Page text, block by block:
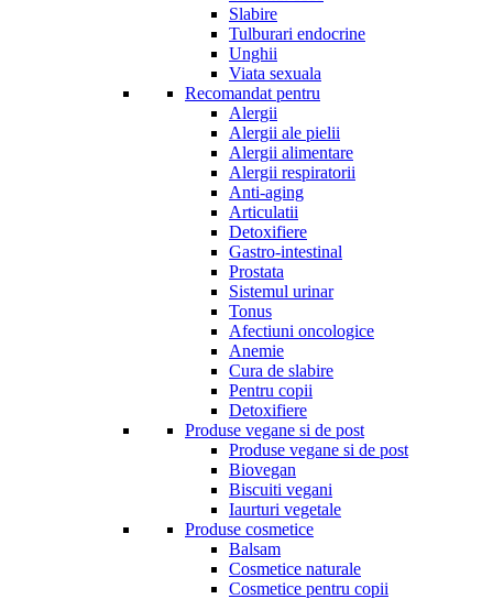
Slabire
Tulburari endocrine
Unghii
Viata sexuala
Recomandat pentru
Alergii
Alergii ale pielii
Alergii alimentare
Alergii respiratorii
Anti-aging
Articulatii
Detoxifiere
Gastro-intestinal
Prostata
Sistemul urinar
Tonus
Afectiuni oncologice
Anemie
Cura de slabire
Pentru copii
Detoxifiere
Produse vegane si de post
Produse vegane si de post
Biovegan
Biscuiti vegani
Iaurturi vegetale
Produse cosmetice
Balsam
Cosmetice naturale
Cosmetice pentru copii